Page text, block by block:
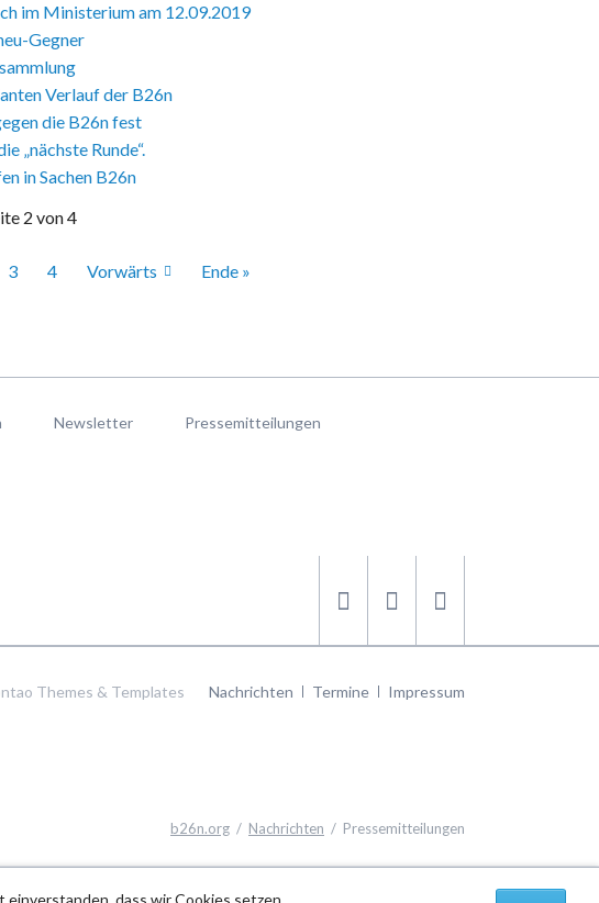
dass wir Cookies setzen.
im Ministerium am 12.09.2019
Gegner
Verlauf der B26n
die B26n fest
„nächste Runde“.
in Sachen B26n
2 von 4
3 4 Vorwärts Ende »
Newsletter Pressemitteilungen
Themes & Templates
Navigation
Nachrichten Termine Impressum
b26n.org Nachrichten Pressemitteilungen